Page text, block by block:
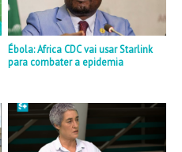
Ébola: Africa CDC vai usar Starlink
para combater a epidemia